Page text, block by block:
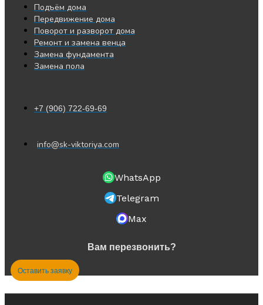
Подъём дома
Передвижение дома
Поворот и разворот дома
Ремонт и замена венца
Замена фундамента
Замена пола
+7 (906) 722-69-69
info@sk-viktoriya.com
WhatsApp
Telegram
Max
Вам перезвонить?
Оставить заявку